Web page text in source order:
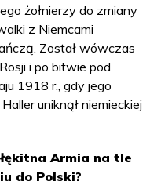
żołnierzy do zmiany
z Niemcami
Został wówczas
i po bitwie pod
1918 r., gdy jego
uniknął niemieckiej
Armia na tle
do Polski?